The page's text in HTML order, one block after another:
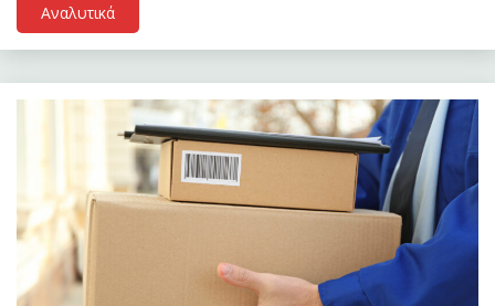
Αναλυτικά